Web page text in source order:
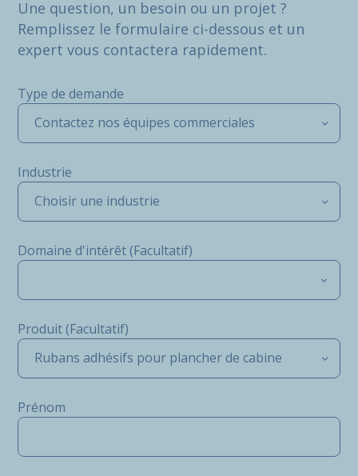
Une question, un besoin ou un projet ?
Remplissez le formulaire ci-dessous et un
expert vous contactera rapidement.
Type de demande
Contactez nos équipes commerciales
Industrie
Choisir une industrie
Domaine d'intérêt (Facultatif)
Produit (Facultatif)
Rubans adhésifs pour plancher de cabine
Prénom